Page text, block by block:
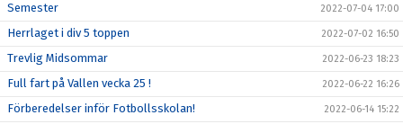
Semester 2022-07-04 17:00
Herrlaget i div 5 toppen 2022-07-02 16:50
Trevlig Midsommar 2022-06-23 18:23
Full fart på Vallen vecka 25 ! 2022-06-22 16:26
Förberedelser inför Fotbollsskolan! 2022-06-14 15:22